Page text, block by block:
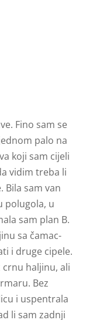
Fino sam se
palo na
koji sam cijeli
vidim treba li
Bila sam van
polugola, u
sam plan B.
sa čamac-
i druge cipele.
crnu haljinu, ali
Bez
i uspentrala
li sam zadnji